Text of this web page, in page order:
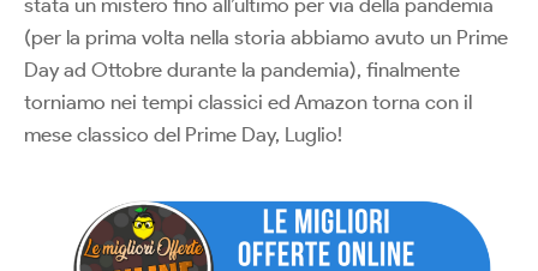
(per la prima volta nella storia abbiamo avuto un Prime
Day ad Ottobre durante la pandemia), finalmente
torniamo nei tempi classici ed Amazon torna con il
mese classico del Prime Day, Luglio!